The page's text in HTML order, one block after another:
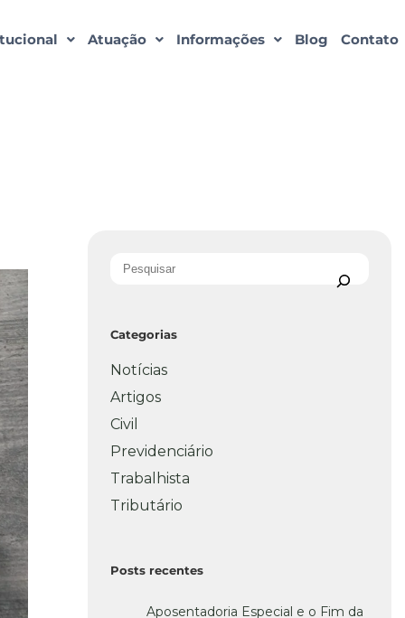
Atuação Informações Blog Contato
Categorias
Notícias
Artigos
Civil
Previdenciário
Trabalhista
Tributário
Posts recentes
Aposentadoria Especial e o Fim da